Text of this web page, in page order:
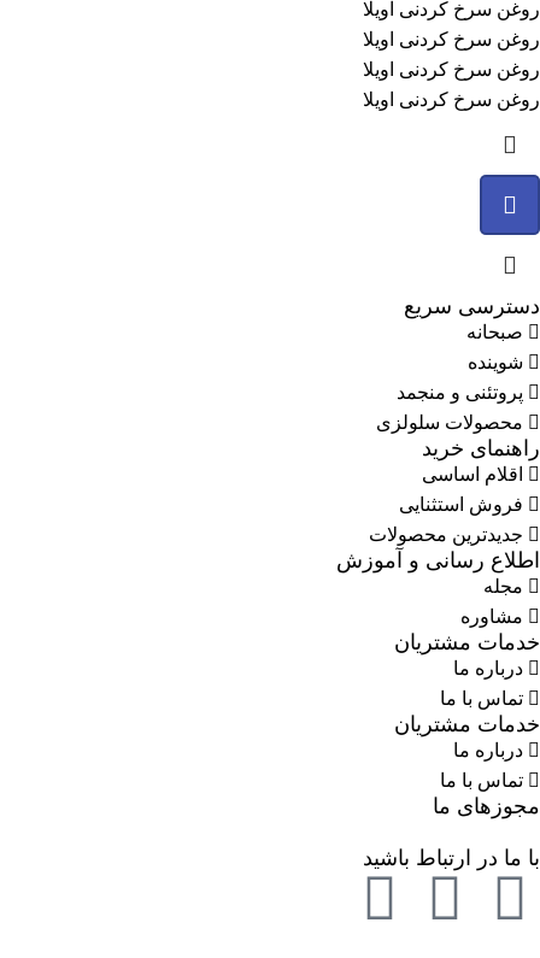
روغن سرخ کردنی اویلا
روغن سرخ کردنی اویلا
روغن سرخ کردنی اویلا
روغن سرخ کردنی اویلا
دسترسی سریع
صبحانه
شوینده
پروتئنی و منجمد
محصولات سلولزی
راهنمای خرید
اقلام اساسی
فروش استثنایی
جدیدترین محصولات
اطلاع رسانی و آموزش
مجله
مشاوره
خدمات مشتریان
درباره ما
تماس با ما
خدمات مشتریان
درباره ما
تماس با ما
مجوزهای ما
با ما در ارتباط باشید